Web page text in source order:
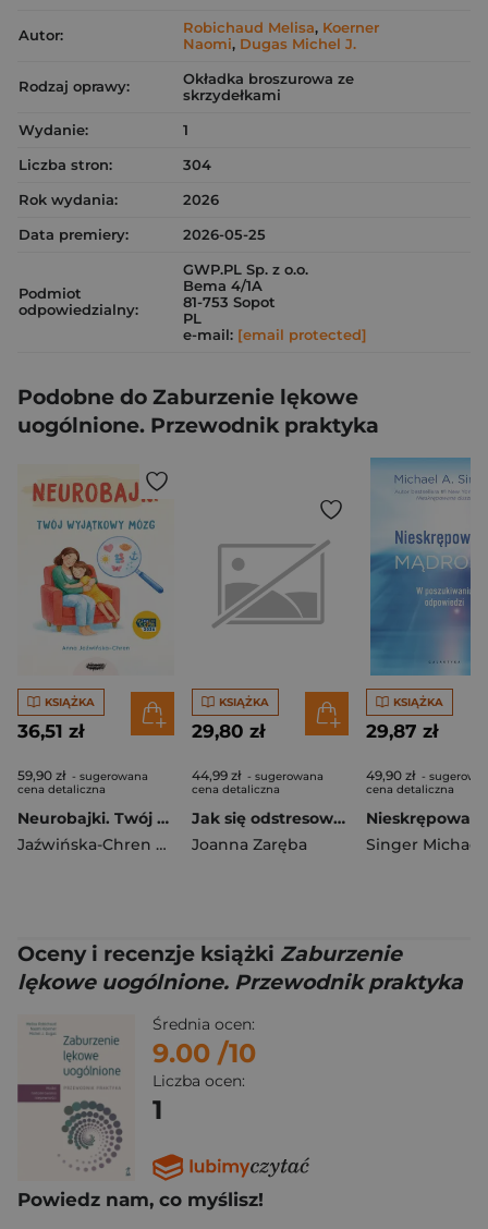
Autor: Robichaud Melisa, Koerner
Naomi, Dugas Michel J.
Rodzaj oprawy:
Okładka broszurowa ze
skrzydełkami
Wydanie:
1
Liczba stron:
304
Rok wydania:
2026
Data premiery:
2026-05-25
Podmiot
odpowiedzialny:
GWP.PL Sp. z o.o.
Bema 4/1A
81-753 Sopot
PL
e-mail: [email protected]
Podobne do Zaburzenie lękowe
uogólnione. Przewodnik praktyka
KSIĄŻKA
36,51 zł
59,90 zł - sugerowana
cena detaliczna
Neurobajki. Twój wyjątkowy mózg
Jaźwińska-Chren Anna
KSIĄŻKA
29,80 zł
44,99 zł - sugerowana
cena detaliczna
Jak się odstresować
Joanna Zaręba
KSIĄŻKA
29,87 zł
49,90 zł -
cena detaliczna
Singer Michael
Oceny i recenzje książki Zaburzenie
lękowe uogólnione. Przewodnik praktyka
Średnia ocen:
9.00 /10
Liczba ocen:
1
Powiedz nam, co myślisz!